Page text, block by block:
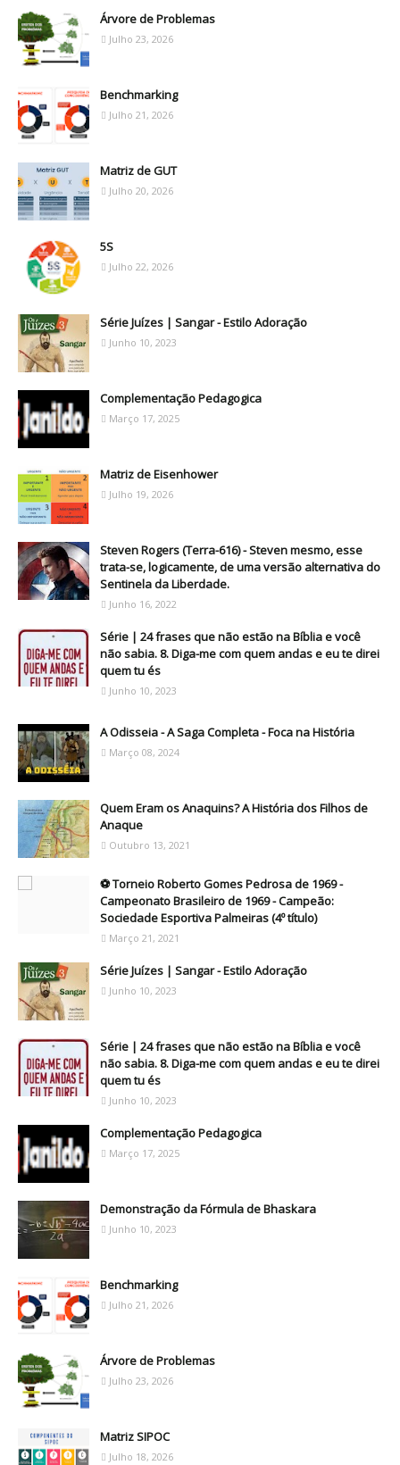
Árvore de Problemas
Julho 23, 2026
Benchmarking
Julho 21, 2026
Matriz de GUT
Julho 20, 2026
5S
Julho 22, 2026
Série Juízes | Sangar - Estilo Adoração
Junho 10, 2023
Complementação Pedagogica
Março 17, 2025
Matriz de Eisenhower
Julho 19, 2026
Steven Rogers (Terra-616) - Steven mesmo, esse
trata-se, logicamente, de uma versão alternativa do
Sentinela da Liberdade.
Junho 16, 2022
Série | 24 frases que não estão na Bíblia e você
não sabia. 8. Diga-me com quem andas e eu te direi
quem tu és
Junho 10, 2023
A Odisseia - A Saga Completa - Foca na História
Março 08, 2024
Quem Eram os Anaquins? A História dos Filhos de
Anaque
Outubro 13, 2021
⚽ Torneio Roberto Gomes Pedrosa de 1969 -
Campeonato Brasileiro de 1969 - Campeão:
Sociedade Esportiva Palmeiras (4º título)
Março 21, 2021
Série Juízes | Sangar - Estilo Adoração
Junho 10, 2023
Série | 24 frases que não estão na Bíblia e você
não sabia. 8. Diga-me com quem andas e eu te direi
quem tu és
Junho 10, 2023
Complementação Pedagogica
Março 17, 2025
Demonstração da Fórmula de Bhaskara
Junho 10, 2023
Benchmarking
Julho 21, 2026
Árvore de Problemas
Julho 23, 2026
Matriz SIPOC
Julho 18, 2026